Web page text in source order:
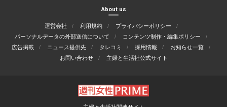
About us
運営会社 利用規約
プライバシーポリシー
パーソナルデータの外部送信について
コンテンツ制作・編集ポリシー
広告掲載
ニュース提供先 タレコミ 採用情報
お知らせ一覧
お問い合わせ
主婦と生活社公式サイト